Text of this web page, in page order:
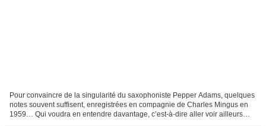
Pour convaincre de la singularité du saxophoniste Pepper Adams, quelques
notes souvent suffisent, enregistrées en compagnie de Charles Mingus en
1959… Qui voudra en entendre davantage, c’est-à-dire aller voir ailleurs